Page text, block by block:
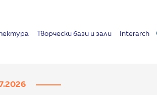
Творчески бази и зали Interarch